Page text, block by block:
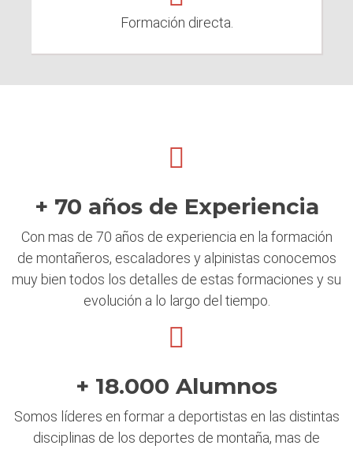
Formación directa.
+ 70 años de Experiencia
Con mas de 70 años de experiencia en la formación
de montañeros, escaladores y alpinistas conocemos
muy bien todos los detalles de estas formaciones y su
evolución a lo largo del tiempo.
+ 18.000 Alumnos
Somos líderes en formar a deportistas en las distintas
disciplinas de los deportes de montaña, mas de